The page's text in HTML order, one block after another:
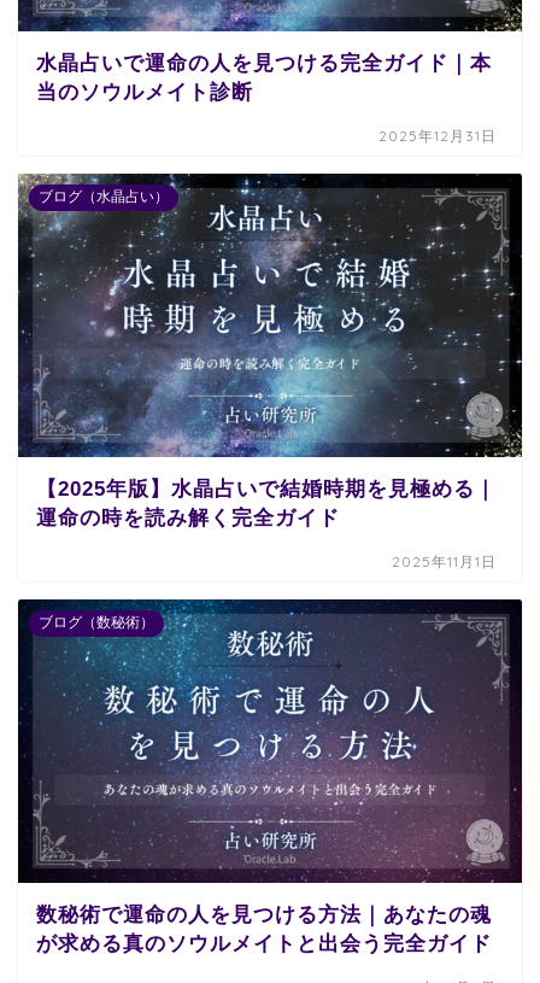
水晶占いで運命の人を見つける完全ガイド｜本
当のソウルメイト診断
2025年12月31日
ブログ（水晶占い）
【2025年版】水晶占いで結婚時期を見極める｜
運命の時を読み解く完全ガイド
2025年11月1日
ブログ（数秘術）
数秘術で運命の人を見つける方法｜あなたの魂
が求める真のソウルメイトと出会う完全ガイド